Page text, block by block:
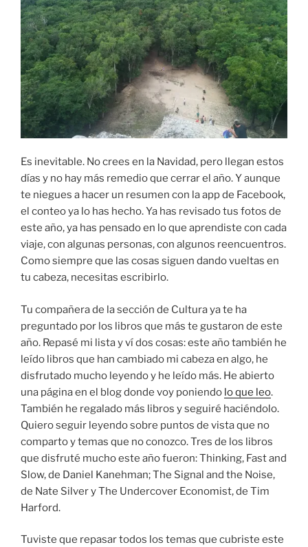
Es inevitable. No crees en la Navidad, pero llegan estos
días y no hay más remedio que cerrar el año. Y aunque
te niegues a hacer un resumen con la app de Facebook,
el conteo ya lo has hecho. Ya has revisado tus fotos de
este año, ya has pensado en lo que aprendiste con cada
viaje, con algunas personas, con algunos reencuentros.
Como siempre que las cosas siguen dando vueltas en
tu cabeza, necesitas escribirlo.
Tu compañera de la sección de Cultura ya te ha
preguntado por los libros que más te gustaron de este
año. Repasé mi lista y ví dos cosas: este año también he
leído libros que han cambiado mi cabeza en algo, he
disfrutado mucho leyendo y he leído más. He abierto
una página en el blog donde voy poniendo lo que leo.
También he regalado más libros y seguiré haciéndolo.
Quiero seguir leyendo sobre puntos de vista que no
comparto y temas que no conozco. Tres de los libros
que disfruté mucho este año fueron: Thinking, Fast and
Slow, de Daniel Kanehman; The Signal and the Noise,
de Nate Silver y The Undercover Economist, de Tim
Harford.
Tuviste que repasar todos los temas que cubriste este